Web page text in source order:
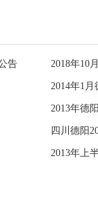
告 2018年10
2014年1
2013年德
四川德阳
2013年上